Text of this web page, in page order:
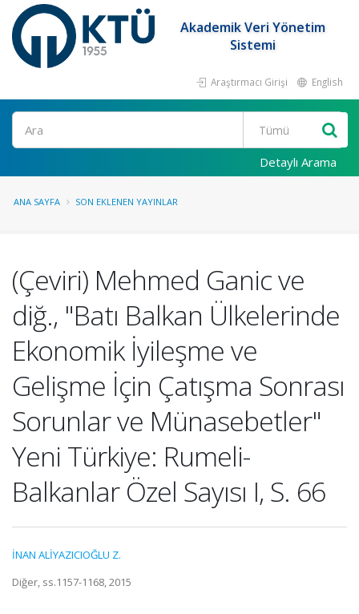
Akademik Veri Yönetim
Sistemi
Araştırmacı Girişi English
Ara
Detaylı Arama
ANA SAYFA SON EKLENEN YAYINLAR
(Çeviri) Mehmed Ganic ve
diğ., "Batı Balkan Ülkelerinde
Ekonomik İyileşme ve
Gelişme İçin Çatışma Sonrası
Sorunlar ve Münasebetler"
Yeni Türkiye: Rumeli-
Balkanlar Özel Sayısı I, S. 66
İNAN ALİYAZICIOĞLU Z.
Diğer, ss.1157-1168, 2015